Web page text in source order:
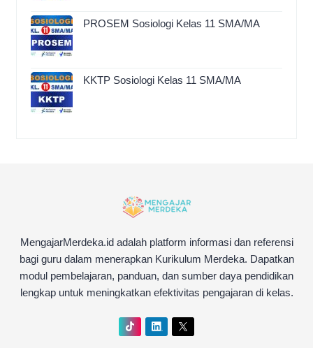
PROSEM Sosiologi Kelas 11 SMA/MA
KKTP Sosiologi Kelas 11 SMA/MA
MengajarMerdeka.id adalah platform informasi dan referensi
bagi guru dalam menerapkan Kurikulum Merdeka. Dapatkan
modul pembelajaran, panduan, dan sumber daya pendidikan
lengkap untuk meningkatkan efektivitas pengajaran di kelas.